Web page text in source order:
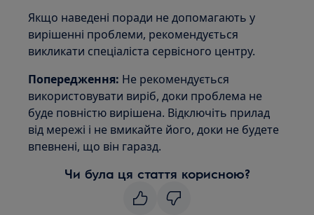
Якщо наведені поради не допомагають у
вирішенні проблеми, рекомендується
викликати спеціаліста сервісного центру.
Попередження: Не рекомендується
використовувати виріб, доки проблема не
буде повністю вирішена. Відключіть прилад
від мережі і не вмикайте його, доки не будете
впевнені, що він гаразд.
Чи була ця стаття корисною?